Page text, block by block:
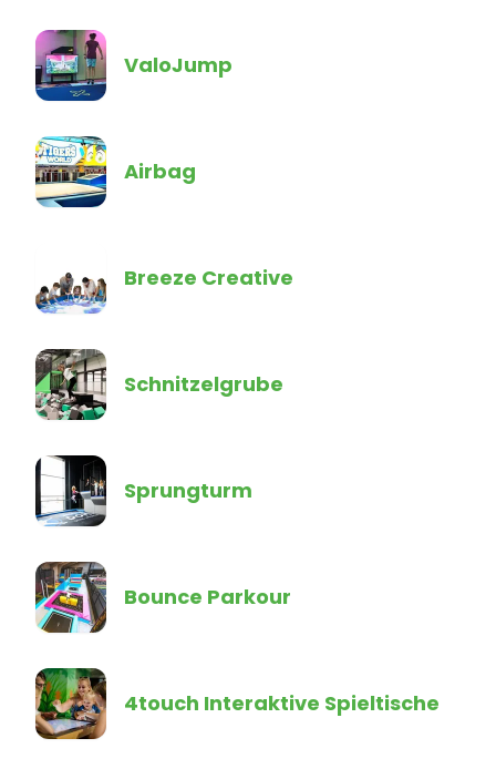
ValoJump
Airbag
Breeze Creative
Schnitzelgrube
Sprungturm
Bounce Parkour
4touch Interaktive Spieltische